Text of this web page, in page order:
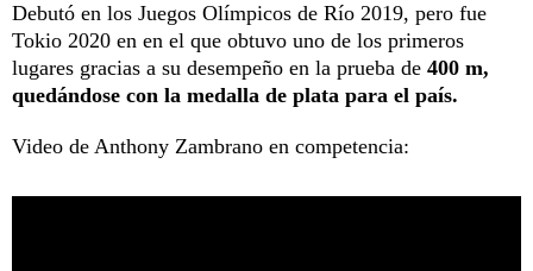
Debutó en los Juegos Olímpicos de Río 2019, pero fue
Tokio 2020 en en el que obtuvo uno de los primeros
lugares gracias a su desempeño en la prueba de 400 m,
quedándose con la medalla de plata para el país.
Video de Anthony Zambrano en competencia: